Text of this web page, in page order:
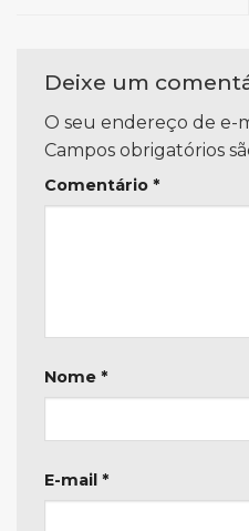
Deixe um
O seu endereço de e-
Campos obrigatórios
Comentário *
Nome *
E-mail *